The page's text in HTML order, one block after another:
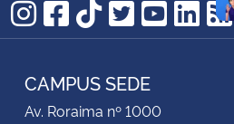
Advocacia-Geral da União
Planalto
Instagram
Facebook
TikTok
Twitter
CAMPUS SEDE
Av. Roraima nº 1000